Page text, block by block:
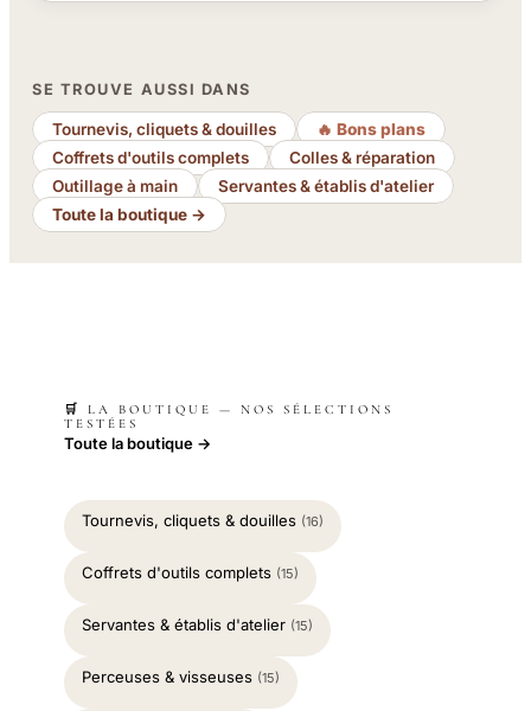
SE TROUVE AUSSI DANS
Tournevis, cliquets & douilles
🔥 Bons plans
Coffrets d'outils complets
Colles & réparation
Outillage à main
Servantes & établis d'atelier
Toute la boutique →
🛒 LA BOUTIQUE — NOS SÉLECTIONS
TESTÉES
Toute la boutique →
Tournevis, cliquets & douilles (16)
Coffrets d'outils complets (15)
Servantes & établis d'atelier (15)
Perceuses & visseuses (15)